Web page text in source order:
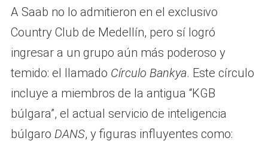
A Saab no lo admitieron en el exclusivo
Country Club de Medellín, pero sí logró
ingresar a un grupo aún más poderoso y
temido: el llamado Círculo Bankya. Este círculo
incluye a miembros de la antigua “KGB
búlgara”, el actual servicio de inteligencia
búlgaro DANS, y figuras influyentes como: